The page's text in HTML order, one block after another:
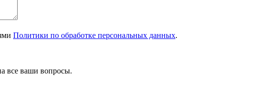
Политики по обработке персональных данных.
все ваши вопросы.